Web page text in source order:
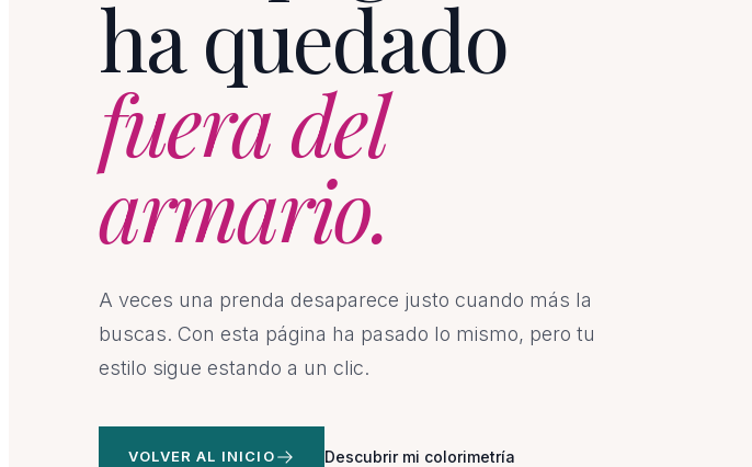
ha quedado
fuera del
armario.
A veces una prenda desaparece justo cuando más la
buscas. Con esta página ha pasado lo mismo, pero tu
estilo sigue estando a un clic.
VOLVER AL INICIO Descubrir mi colorimetría